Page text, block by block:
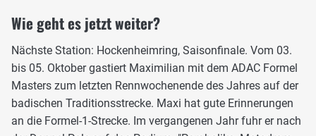
Wie geht es jetzt weiter?
Nächste Station: Hockenheimring, Saisonfinale. Vom 03.
bis 05. Oktober gastiert Maximilian mit dem ADAC Formel
Masters zum letzten Rennwochenende des Jahres auf der
badischen Traditionsstrecke. Maxi hat gute Erinnerungen
an die Formel-1-Strecke. Im vergangenen Jahr fuhr er nach